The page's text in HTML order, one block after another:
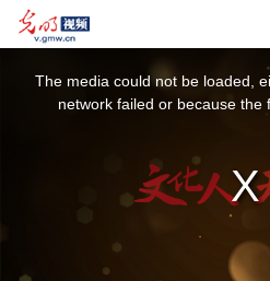
The media could not be loaded,
network failed or because the